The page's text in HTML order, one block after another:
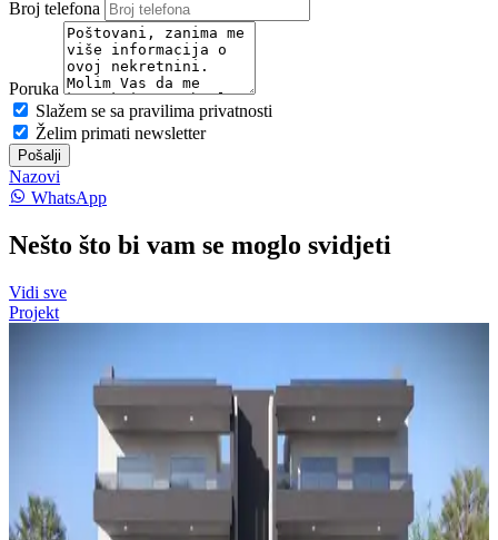
Broj telefona
Poruka
Slažem se sa pravilima privatnosti
Želim primati newsletter
Pošalji
Nazovi
WhatsApp
Nešto što bi vam se moglo svidjeti
Vidi sve
Projekt